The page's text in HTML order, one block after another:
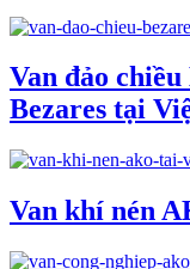
Van đảo
Bezares tại
Van khí nén